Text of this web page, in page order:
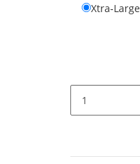
Xtra-Large